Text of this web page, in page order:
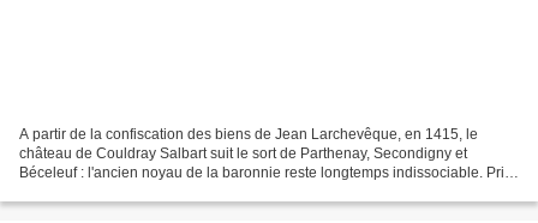
A partir de la confiscation des biens de Jean Larchevêque, en 1415, le
château de Couldray Salbart suit le sort de Parthenay, Secondigny et
Béceleuf : l'ancien noyau de la baronnie reste longtemps indissociable. Pris